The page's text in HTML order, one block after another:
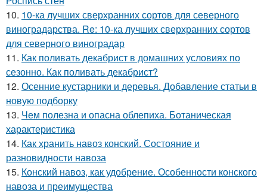
10. 10-ка лучших сверхранних сортов для северного
виноградарства. Re: 10-ка лучших сверхранних сортов
для северного виноградар
11. Как поливать декабрист в домашних условиях по
сезонно. Как поливать декабрист?
12. Осенние кустарники и деревья. Добавление статьи в
новую подборку
13. Чем полезна и опасна облепиха. Ботаническая
характеристика
14. Как хранить навоз конский. Состояние и
разновидности навоза
15. Конский навоз, как удобрение. Особенности конского
навоза и преимущества